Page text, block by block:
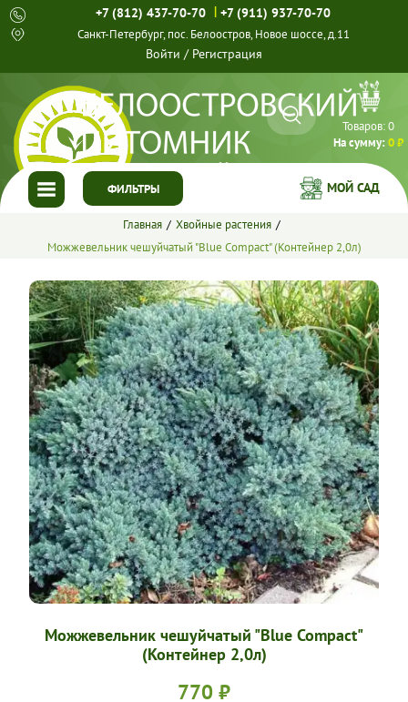
+7 (812) 437-70-70 | +7 (911) 937-70-70
Санкт-Петербург, пос. Белоостров, Новое шоссе, д.11
Войти / Регистрация
Товаров:0
На сумму:0 ₽
ФИЛЬТРЫ
ГЛАВНАЯ
КАТАЛОГ
СПЕЦПРЕДЛОЖЕНИЯ
ГОТОВЫЕ РЕШЕНИЯ
О НАС
УСЛОВИЯ РАБОТЫ
КОНТАКТЫ
МОЙ САД
Главная
Хвойные растения
Можжевельник чешуйчатый "Blue Compact" (Контейнер 2,0л)
Можжевельник чешуйчатый "Blue Compact"
(Контейнер 2,0л)
770 ₽